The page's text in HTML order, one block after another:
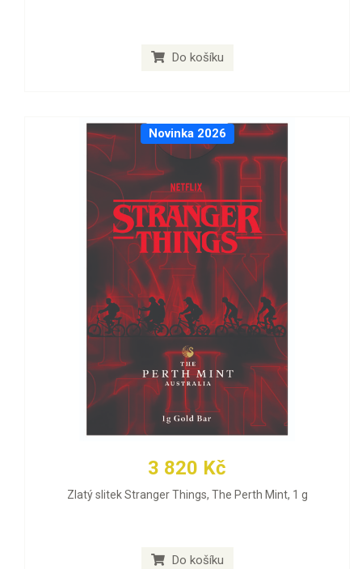
Do košíku
Novinka 2026
3 820 Kč
Zlatý slitek Stranger Things, The Perth Mint, 1 g
Do košíku